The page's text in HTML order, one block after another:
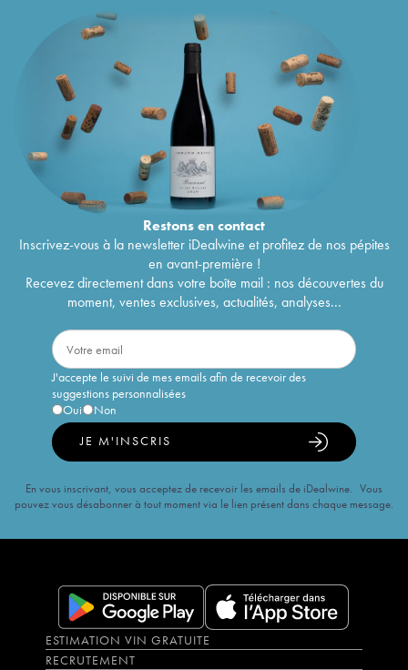
Restons encontact
Inscrivez-vous à la newsletter iDealwine et profitez de nos pépites
en avant-première !
Recevez directement dans votre boîte mail : nos découvertes du
moment, ventes exclusives, actualités, analyses...
J'accepte le suivi de mes emails afin de recevoir des
suggestions personnalisées
Oui
Non
JE M'INSCRIS
En vous inscrivant, vous acceptez de recevoir les emails de iDealwine. Vous
pouvez vous désabonner à tout moment via le lien présent dans chaque message.
ESTIMATION VIN GRATUITE
RECRUTEMENT